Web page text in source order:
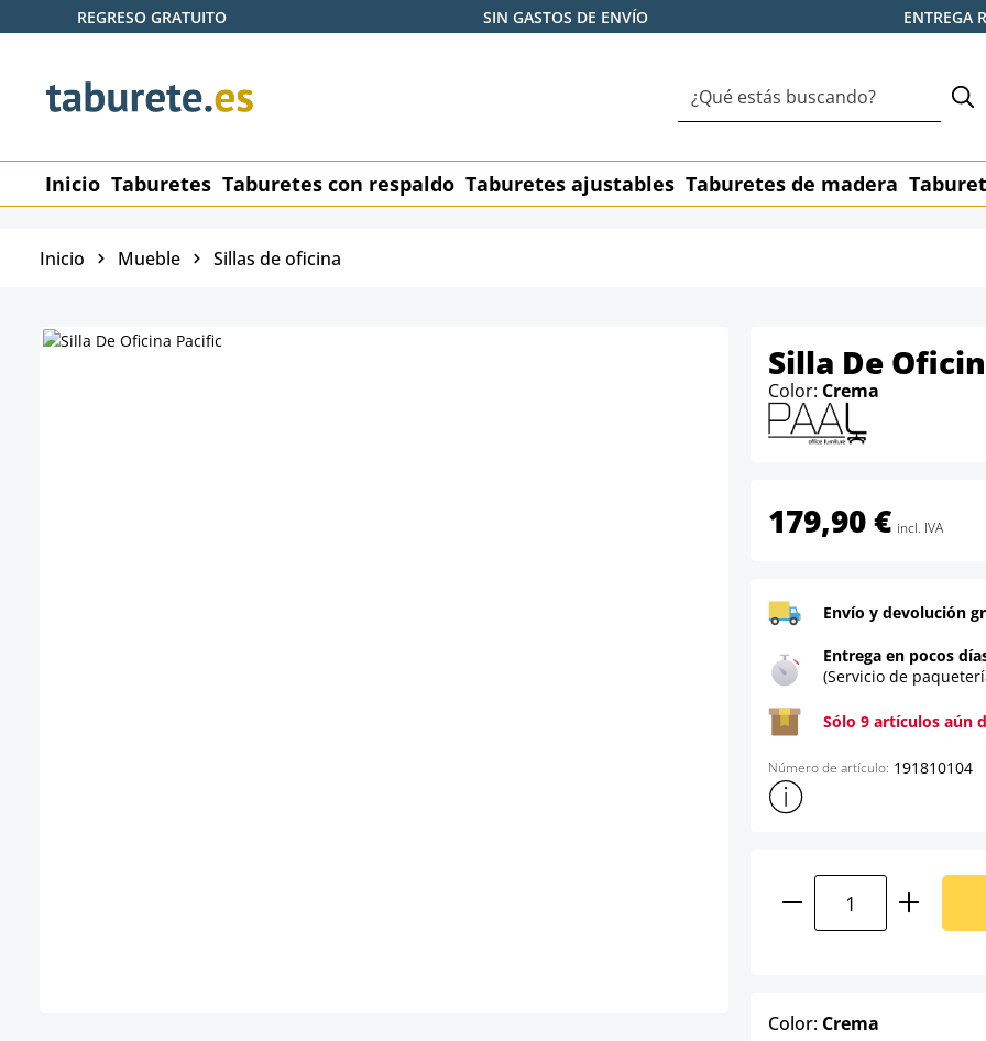
al contenido principal
Saltar a la búsqueda
Saltar a la navegación principal
REGRESO GRATUITO SIN GASTOS DE ENVÍO ENTREGA
Inicio Taburetes Taburetes con respaldo Taburetes ajustables Taburetes de madera
Inicio Mueble Sillas de oficina
Silla De
Color: Crema
179,90 € incl. IVA
Envío y devolución
Entrega en pocos
(Servicio de
Sólo 9 artículos aún
Número de artículo: 191810104
Mostrar más información
Cantidad del
Color: Crema